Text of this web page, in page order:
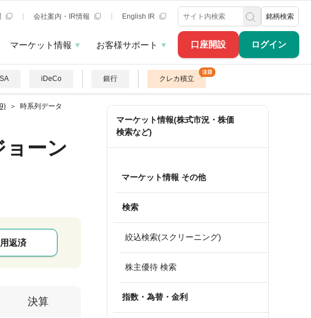
口座開設 ログイン
会社案内・IR情報 English IR 銘柄検索
マーケット情報 お客様サポート
iDeCo 銀行 クレカ積立
時系列データ
ーン
返済
決算
マーケット情報(株式市況・株価
検索など)
マーケット情報 その他
検索
絞込検索(スクリーニング)
株主優待 検索
指数・為替・金利